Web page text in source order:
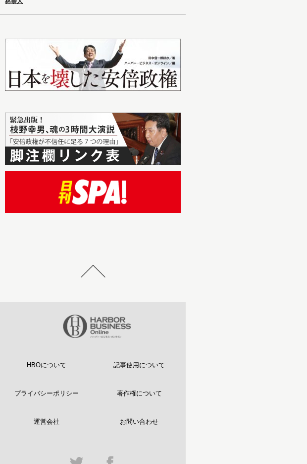
HBOについて 記事使用について
プライバシーポリシー 著作権について
運営会社 お問い合わせ